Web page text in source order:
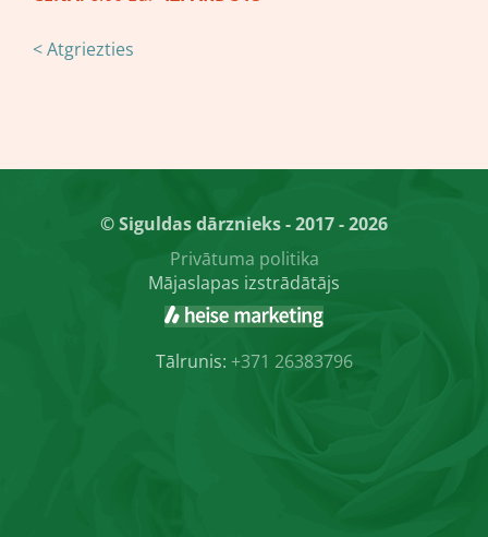
< Atgriezties
© Siguldas dārznieks - 2017 - 2026
Privātuma politika
Mājaslapas izstrādātājs
Tālrunis: +371 26383796